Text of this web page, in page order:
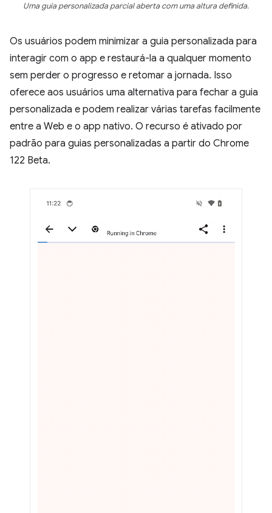
Uma guia personalizada parcial aberta com uma altura definida.
Os usuários podem minimizar a guia personalizada para
interagir com o app e restaurá-la a qualquer momento
sem perder o progresso e retomar a jornada. Isso
oferece aos usuários uma alternativa para fechar a guia
personalizada e podem realizar várias tarefas facilmente
entre a Web e o app nativo. O recurso é ativado por
padrão para guias personalizadas a partir do Chrome
122 Beta.